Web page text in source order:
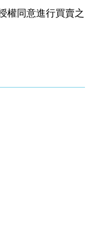
權同意進行買賣之